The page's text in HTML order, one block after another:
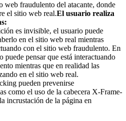
web fraudulento del atacante, donde
el sitio web real.El usuario realiza
es invisible, el usuario puede
en el sitio web real mientras
con el sitio web fraudulento. En
puede pensar que está interactuando
mientras que en realidad las
en el sitio web real.
pueden prevenirse
como el uso de la cabecera X-Frame-
incrustación de la página en